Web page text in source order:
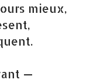
mieux,
—